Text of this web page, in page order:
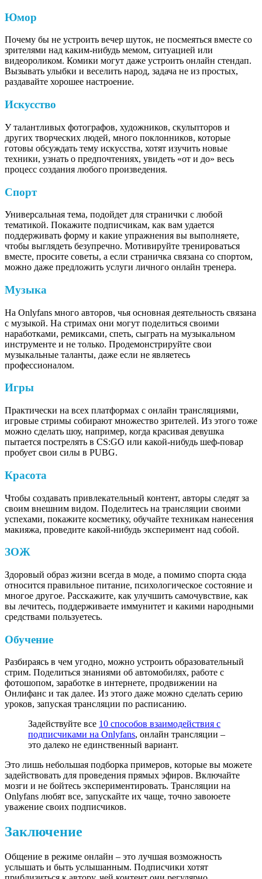
Юмор
Почему бы не устроить вечер шуток, не посмеяться вместе со
зрителями над каким-нибудь мемом, ситуацией или
видеороликом. Комики могут даже устроить онлайн стендап.
Вызывать улыбки и веселить народ, задача не из простых,
раздавайте хорошее настроение.
Искусство
У талантливых фотографов, художников, скульпторов и
других творческих людей, много поклонников, которые
готовы обсуждать тему искусства, хотят изучить новые
техники, узнать о предпочтениях, увидеть «от и до» весь
процесс создания любого произведения.
Спорт
Универсальная тема, подойдет для странички с любой
тематикой. Покажите подписчикам, как вам удается
поддерживать форму и какие упражнения вы выполняете,
чтобы выглядеть безупречно. Мотивируйте тренироваться
вместе, просите советы, а если страничка связана со спортом,
можно даже предложить услуги личного онлайн тренера.
Музыка
На Onlyfans много авторов, чья основная деятельность связана
с музыкой. На стримах они могут поделиться своими
наработками, ремиксами, спеть, сыграть на музыкальном
инструменте и не только. Продемонстрируйте свои
музыкальные таланты, даже если не являетесь
профессионалом.
Игры
Практически на всех платформах с онлайн трансляциями,
игровые стримы собирают множество зрителей. Из этого тоже
можно сделать шоу, например, когда красивая девушка
пытается пострелять в CS:GO или какой-нибудь шеф-повар
пробует свои силы в PUBG.
Красота
Чтобы создавать привлекательный контент, авторы следят за
своим внешним видом. Поделитесь на трансляции своими
успехами, покажите косметику, обучайте техникам нанесения
макияжа, проведите какой-нибудь эксперимент над собой.
ЗОЖ
Здоровый образ жизни всегда в моде, а помимо спорта сюда
относится правильное питание, психологическое состояние и
многое другое. Расскажите, как улучшить самочувствие, как
вы лечитесь, поддерживаете иммунитет и какими народными
средствами пользуетесь.
Обучение
Разбираясь в чем угодно, можно устроить образовательный
стрим. Поделиться знаниями об автомобилях, работе с
фотошопом, заработке в интернете, продвижении на
Онлифанс и так далее. Из этого даже можно сделать серию
уроков, запуская трансляции по расписанию.
Задействуйте все 10 способов взаимодействия с
подписчиками на Onlyfans, онлайн трансляции –
это далеко не единственный вариант.
Это лишь небольшая подборка примеров, которые вы можете
задействовать для проведения прямых эфиров. Включайте
мозги и не бойтесь экспериментировать. Трансляции на
Onlyfans любят все, запускайте их чаще, точно завоюете
уважение своих подписчиков.
Заключение
Общение в режиме онлайн – это лучшая возможность
услышать и быть услышанным. Подписчики хотят